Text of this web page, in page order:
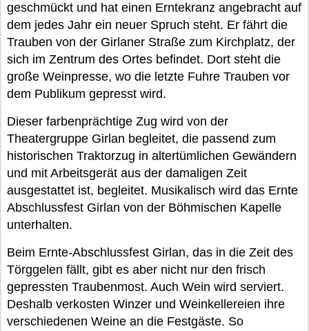
geschmückt und hat einen Erntekranz angebracht auf
dem jedes Jahr ein neuer Spruch steht. Er fährt die
Trauben von der Girlaner Straße zum Kirchplatz, der
sich im Zentrum des Ortes befindet. Dort steht die
große Weinpresse, wo die letzte Fuhre Trauben vor
dem Publikum gepresst wird.
Dieser farbenprächtige Zug wird von der
Theatergruppe Girlan begleitet, die passend zum
historischen Traktorzug in altertümlichen Gewändern
und mit Arbeitsgerät aus der damaligen Zeit
ausgestattet ist, begleitet. Musikalisch wird das Ernte
Abschlussfest Girlan von der Böhmischen Kapelle
unterhalten.
Beim Ernte-Abschlussfest Girlan, das in die Zeit des
Törggelen fällt, gibt es aber nicht nur den frisch
gepressten Traubenmost. Auch Wein wird serviert.
Deshalb verkosten Winzer und Weinkellereien ihre
verschiedenen Weine an die Festgäste. So